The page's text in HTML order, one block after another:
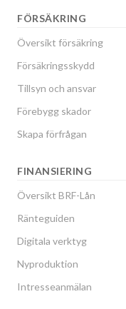
FÖRSÄKRING
Översikt försäkring
Försäkringsskydd
Tillsyn och ansvar
Förebygg skador
Skapa förfrågan
FINANSIERING
Översikt BRF-Lån
Ränteguiden
Digitala verktyg
Nyproduktion
Intresseanmälan